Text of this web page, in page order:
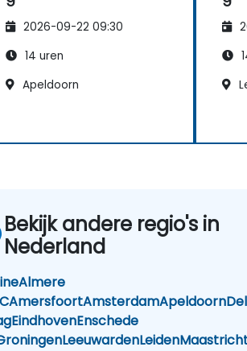
2026-09-22 09:30
14 uren
Apeldoorn
Bekijk andere regio's in
Nederland
Almere
AmersfoortAmsterdamApeldoorn
EindhovenEnschede
LeeuwardenLeiden